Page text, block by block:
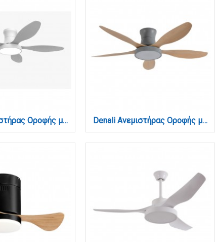
Denali Ανεμιστήρας Οροφής με LED 24W, DC Μοτέρ & Smart App - Total White (102000790) Denali Ανεμιστήρας Οροφής με LED 24W, DC Μοτέρ & Smart App - Γκρι/Ξύλο (102000730)